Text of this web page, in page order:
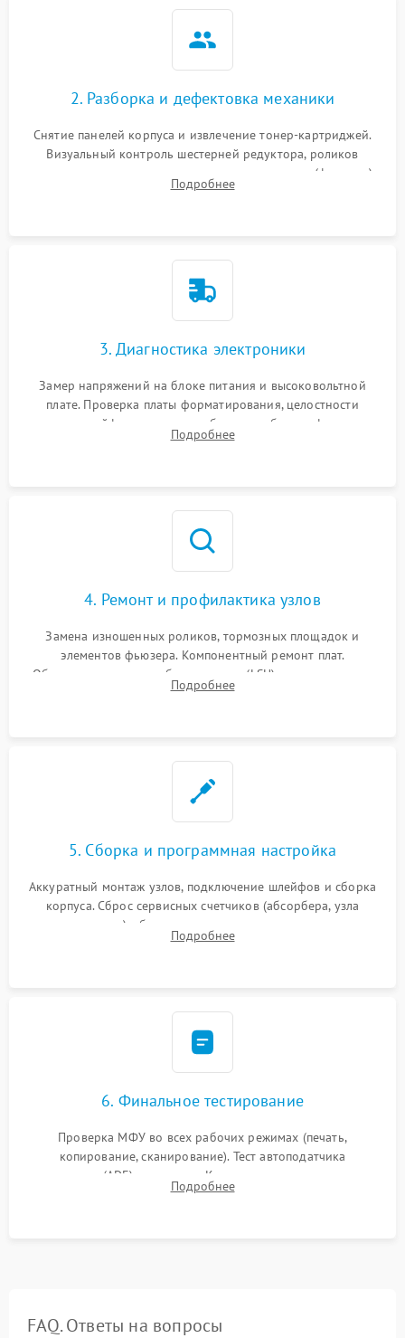
2. Разборка и дефектовка механики
Снятие панелей корпуса и извлечение тонер-картриджей.
Визуальный контроль шестерней редуктора, роликов
захвата, термопленки и прижимного вала в печи (фьюзере).
Проверка оптики сканера на загрязнения.
Подробнее
3. Диагностика электроники
Замер напряжений на блоке питания и высоковольтной
плате. Проверка платы форматирования, целостности
плоских шлейфов сканера и работоспособности флажков и
оптопар (датчиков прохождения бумаги).
Подробнее
4. Ремонт и профилактика узлов
Замена изношенных роликов, тормозных площадок и
элементов фьюзера. Компонентный ремонт плат.
Обязательная очистка блока лазера (LSU), зеркал и тракта
печати от просыпанного тонера и бумажной пыли.
Подробнее
5. Сборка и программная настройка
Аккуратный монтаж узлов, подключение шлейфов и сборка
корпуса. Сброс сервисных счетчиков (абсорбера, узла
закрепления), обновление прошивки и программная
калибровка цветопередачи и позиционирования сканера.
Подробнее
6. Финальное тестирование
Проверка МФУ во всех рабочих режимах (печать,
копирование, сканирование). Тест автоподатчика
документов (ADF) и дуплекса. Контроль качества отпечатка
на отсутствие серого фона, полос и надежность запекания
Подробнее
FAQ. Ответы на вопросы